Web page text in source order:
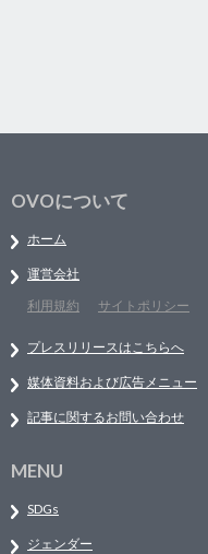
OVOについて
ホーム
運営会社
利用規約
サイトポリシー
プレスリリースはこちらへ
媒体資料および広告メニュー
記事に関するお問い合わせ
MENU
SDGs
ジェンダー